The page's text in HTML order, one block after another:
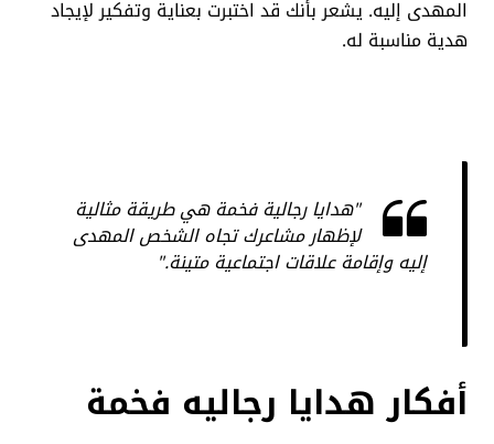
المهدى إليه. يشعر بأنك قد اختبرت بعناية وتفكير لإيجاد
هدية مناسبة له.
"هدايا رجالية فخمة هي طريقة مثالية
لإظهار مشاعرك تجاه الشخص المهدى
إليه وإقامة علاقات اجتماعية متينة."
أفكار هدايا رجاليه فخمة